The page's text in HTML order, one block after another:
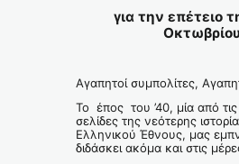
για την επέτειο
Οκτωβρίου
Αγαπητοί συμπολίτες,
Το έπος του ’40, μία από
σελίδες της νεότερης
Ελληνικού Έθνους, μας
διδάσκει ακόμα και στις